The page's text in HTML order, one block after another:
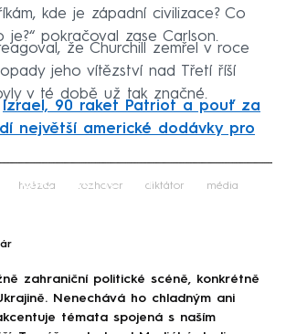
kde je západní civilizace? Co
je?“ pokračoval zase Carlson.
že Churchill zemřel v roce
jeho vítězství nad Třetí říší
v té době už tak značné.
Izrael, 90 raket Patriot a pouť za
největší americké dodávky pro
Failed to fetch
hvězda rozhovor diktátor média
zahraniční politické scéně, konkrétně
Nenechává ho chladným ani
témata spojená s naším